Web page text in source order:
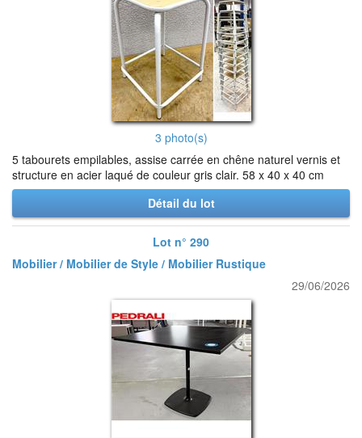
3 photo(s)
5 tabourets empilables, assise carrée en chêne naturel vernis et
structure en acier laqué de couleur gris clair. 58 x 40 x 40 cm
Détail du lot
Lot n° 290
Mobilier / Mobilier de Style / Mobilier Rustique
29/06/2026